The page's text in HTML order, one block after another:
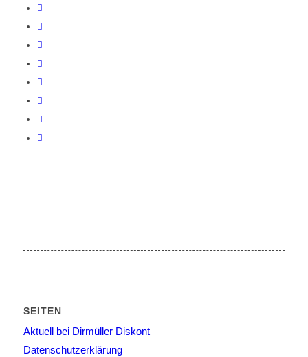
SEITEN
Aktuell bei Dirmüller Diskont
Datenschutzerklärung